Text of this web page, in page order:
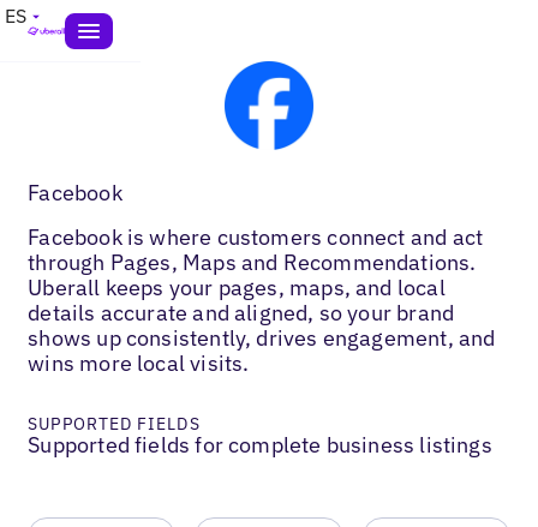
ES
Facebook
Facebook is where customers connect and act
through Pages, Maps and Recommendations.
Uberall keeps your pages, maps, and local
details accurate and aligned, so your brand
shows up consistently, drives engagement, and
wins more local visits.
SUPPORTED FIELDS
Supported fields for complete business listings